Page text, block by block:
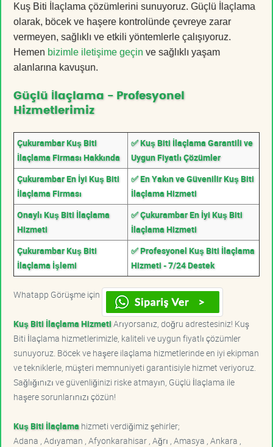
Kuş Biti İlaçlama çözümlerini sunuyoruz. Güçlü İlaçlama
olarak, böcek ve haşere kontrolünde çevreye zarar
vermeyen, sağlıklı ve etkili yöntemlerle çalışıyoruz.
Hemen bizimle iletişime geçin ve sağlıklı yaşam
alanlarına kavuşun.
Güçlü İlaçlama - Profesyonel
Hizmetlerimiz
Çukurambar Kuş Biti
İlaçlama Firması Hakkında
✅ Kuş Biti İlaçlama Garantili ve
Uygun Fiyatlı Çözümler
Çukurambar En İyi Kuş Biti
İlaçlama Firması
✅ En Yakın ve Güvenilir Kuş Biti
İlaçlama Hizmeti
Onaylı Kuş Biti İlaçlama
Hizmeti
✅ Çukurambar En İyi Kuş Biti
İlaçlama Hizmeti
Çukurambar Kuş Biti
İlaçlama İşlemi
✅ Profesyonel Kuş Biti İlaçlama
Hizmeti - 7/24 Destek
Whatapp Görüşme için
Kuş Biti İlaçlama HizmetiArıyorsanız, doğru adrestesiniz! Kuş
Biti İlaçlama hizmetlerimizle, kaliteli ve uygun fiyatlı çözümler
sunuyoruz. Böcek ve haşere ilaçlama hizmetlerinde en iyi ekipman
ve tekniklerle, müşteri memnuniyeti garantisiyle hizmet veriyoruz.
Sağlığınızı ve güvenliğinizi riske atmayın, Güçlü İlaçlama ile
haşere sorunlarınızı çözün!
Kuş Biti İlaçlama hizmeti verdiğimiz şehirler;
Adana , Adıyaman , Afyonkarahisar , Ağrı , Amasya , Ankara ,